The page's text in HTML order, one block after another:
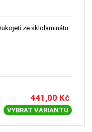
ze sklolaminátu
441,00 Kč
VYBRAT VARIANTU